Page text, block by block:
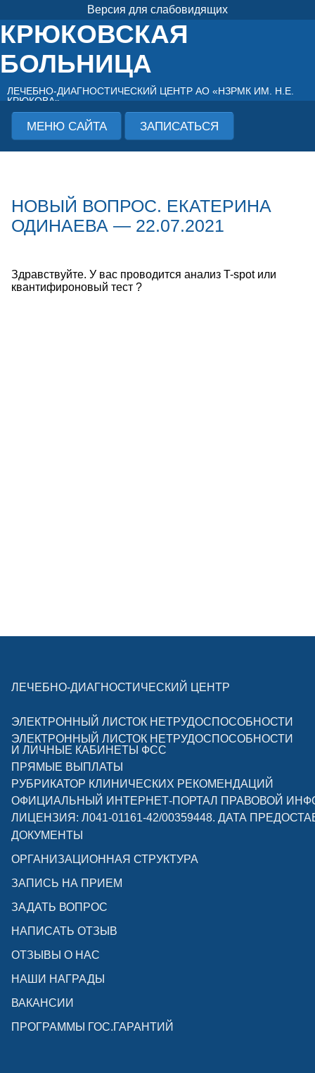
Версия для слабовидящих
КРЮКОВСКАЯ
БОЛЬНИЦА
ЛЕЧЕБНО-ДИАГНОСТИЧЕСКИЙ ЦЕНТР АО «НЗРМК ИМ. Н.Е.
КРЮКОВА»
МЕНЮ САЙТА ЗАПИСАТЬСЯ
НОВЫЙ ВОПРОС. ЕКАТЕРИНА
ОДИНАЕВА — 22.07.2021
Здравствуйте. У вас проводится анализ T-spot или
квантифироновый тест ?
ЛЕЧЕБНО-ДИАГНОСТИЧЕСКИЙ ЦЕНТР
ЭЛЕКТРОННЫЙ ЛИСТОК НЕТРУДОСПОСОБНОСТИ
ЭЛЕКТРОННЫЙ ЛИСТОК НЕТРУДОСПОСОБНОСТИ
И ЛИЧНЫЕ КАБИНЕТЫ ФСС
ПРЯМЫЕ ВЫПЛАТЫ
РУБРИКАТОР КЛИНИЧЕСКИХ РЕКОМЕНДАЦИЙ
ОФИЦИАЛЬНЫЙ ИНТЕРНЕТ-ПОРТАЛ ПРАВОВОЙ
ЛИЦЕНЗИЯ: Л041-01161-42/00359448. ДАТА
ДОКУМЕНТЫ
ОРГАНИЗАЦИОННАЯ СТРУКТУРА
ЗАПИСЬ НА ПРИЕМ
ЗАДАТЬ ВОПРОС
НАПИСАТЬ ОТЗЫВ
ОТЗЫВЫ О НАС
НАШИ НАГРАДЫ
ВАКАНСИИ
ПРОГРАММЫ ГОС.ГАРАНТИЙ